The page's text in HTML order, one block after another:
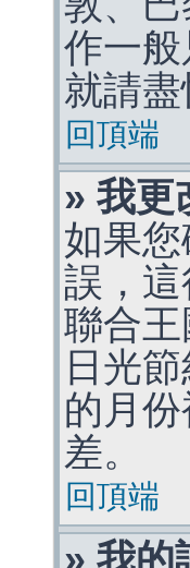
作一
就請盡
回頂端
» 我更
如果
誤，
聯合
日光
的月
差。
回頂端
» 我的